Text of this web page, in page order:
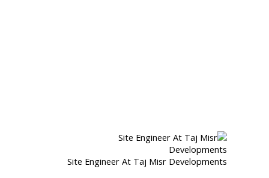
Site Engineer At Taj Misr Developments